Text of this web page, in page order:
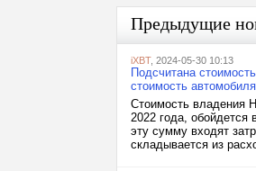
Предыдущие
iXBT, 2024-05-30 10:13
Подсчитана
стоимость
Стоимость владения
2022 года, обойдется
эту сумму входят
складывается из